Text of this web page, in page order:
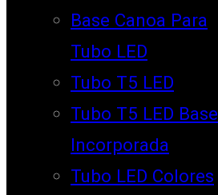
Base Canoa Para
Tubo LED
Tubo T5 LED
Tubo T5 LED Base
Incorporada
Tubo LED Colores